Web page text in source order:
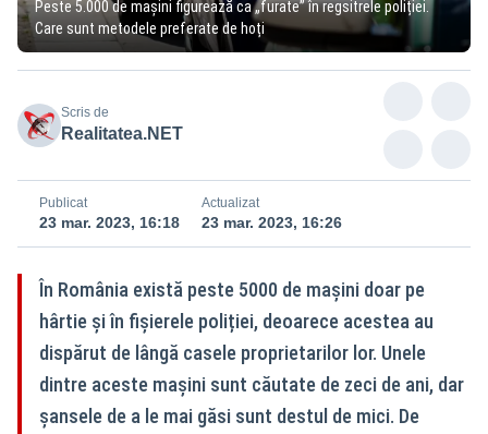
Peste 5.000 de mașini figurează ca „furate” în regsitrele poliției.
Care sunt metodele preferate de hoți
Scris de
Realitatea.NET
Publicat
23 mar. 2023, 16:18
Actualizat
23 mar. 2023, 16:26
În România există peste 5000 de mașini doar pe
hârtie și în fișierele poliției, deoarece acestea au
dispărut de lângă casele proprietarilor lor. Unele
dintre aceste mașini sunt căutate de zeci de ani, dar
șansele de a le mai găsi sunt destul de mici. De